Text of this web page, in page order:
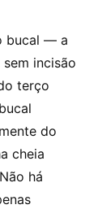
bucal — a
incisão
terço
do
cheia
há